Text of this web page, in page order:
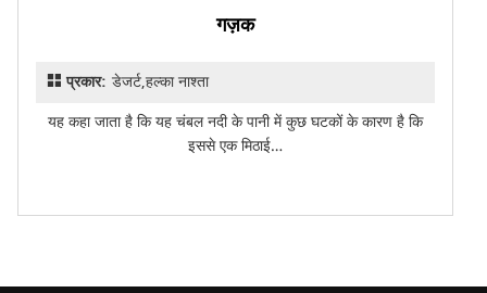
गज़क
प्रकार:डेजर्ट,हल्का नाश्ता
यह कहा जाता है कि यह चंबल नदी के पानी में कुछ घटकों के कारण है कि
इससे एक मिठाई…